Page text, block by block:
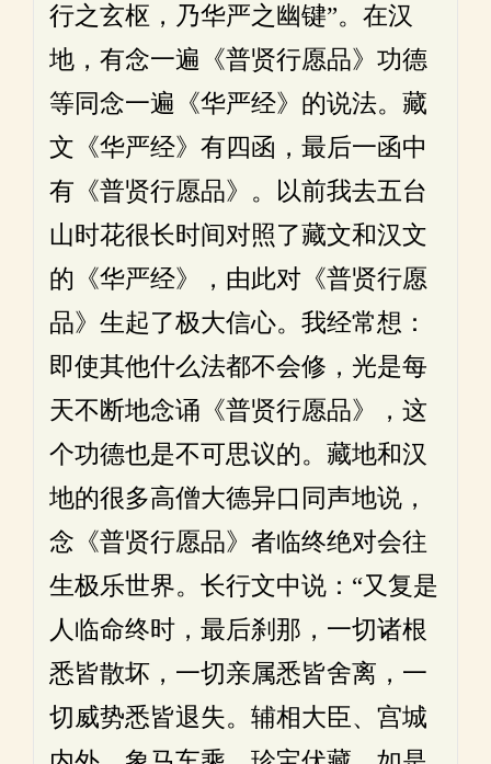
行之玄枢，乃华严之幽键”。在汉
地，有念一遍《普贤行愿品》功德
等同念一遍《华严经》的说法。藏
文《华严经》有四函，最后一函中
有《普贤行愿品》。以前我去五台
山时花很长时间对照了藏文和汉文
的《华严经》，由此对《普贤行愿
品》生起了极大信心。我经常想：
即使其他什么法都不会修，光是每
天不断地念诵《普贤行愿品》，这
个功德也是不可思议的。藏地和汉
地的很多高僧大德异口同声地说，
念《普贤行愿品》者临终绝对会往
生极乐世界。长行文中说：“又复是
人临命终时，最后刹那，一切诸根
悉皆散坏，一切亲属悉皆舍离，一
切威势悉皆退失。辅相大臣、宫城